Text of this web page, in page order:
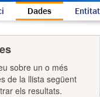
Dades
sobre un o més
de la llista següent
els resultats.